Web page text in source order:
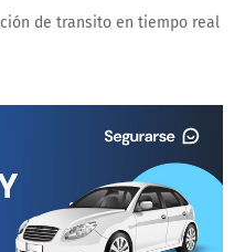
de transito en tiempo real